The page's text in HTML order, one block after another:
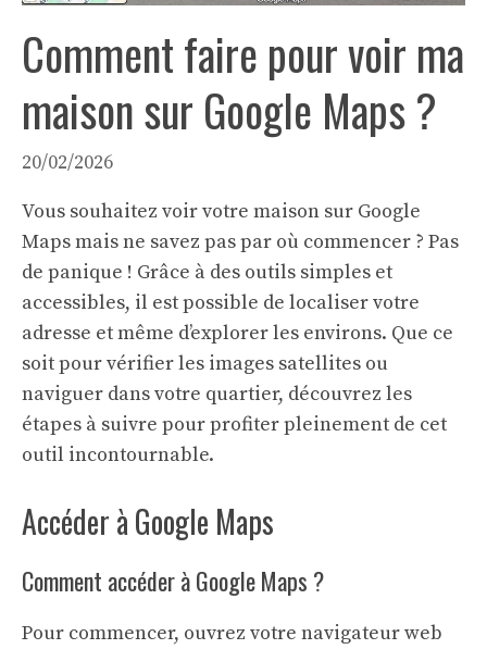
Comment faire pour voir ma
maison sur Google Maps ?
20/02/2026
Vous souhaitez voir votre maison sur Google
Maps mais ne savez pas par où commencer ? Pas
de panique ! Grâce à des outils simples et
accessibles, il est possible de localiser votre
adresse et même d’explorer les environs. Que ce
soit pour vérifier les images satellites ou
naviguer dans votre quartier, découvrez les
étapes à suivre pour profiter pleinement de cet
outil incontournable.
Accéder à Google Maps
Comment accéder à Google Maps ?
Pour commencer, ouvrez votre navigateur web